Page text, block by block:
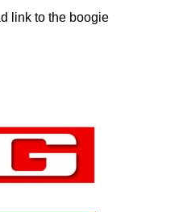
link to the boogie